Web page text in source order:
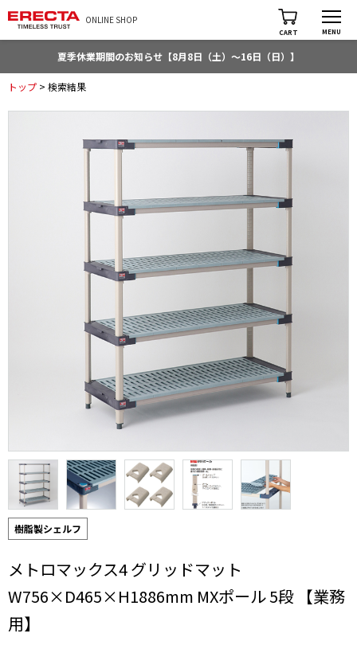
ONLINE SHOP
CART MENU
夏季休業期間のお知らせ【8月8日（土）～16日（日）】
トップ > 検索結果
樹脂製シェルフ
メトロマックス4 グリッドマット
W756×D465×H1886mm MXポール 5段 【業務
用】